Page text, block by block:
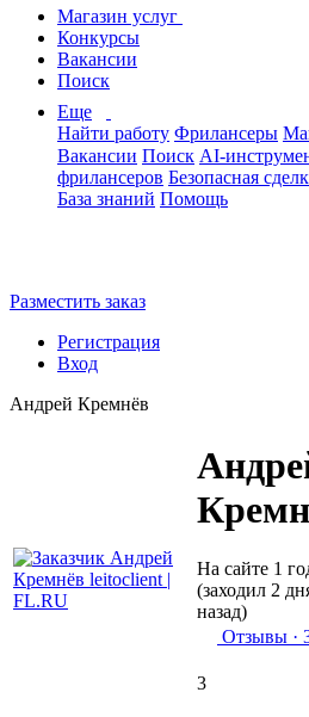
Магазин услуг
Конкурсы
Вакансии
Поиск
Еще
Найти работу Фрилансеры
Вакансии Поиск AI-
фрилансеров Безопасная
База знаний Помощь
Разместить заказ
Регистрация
Вход
Андрей Кремнёв
На сайте 1
(заходил 2
назад)
Отзывы ·
3